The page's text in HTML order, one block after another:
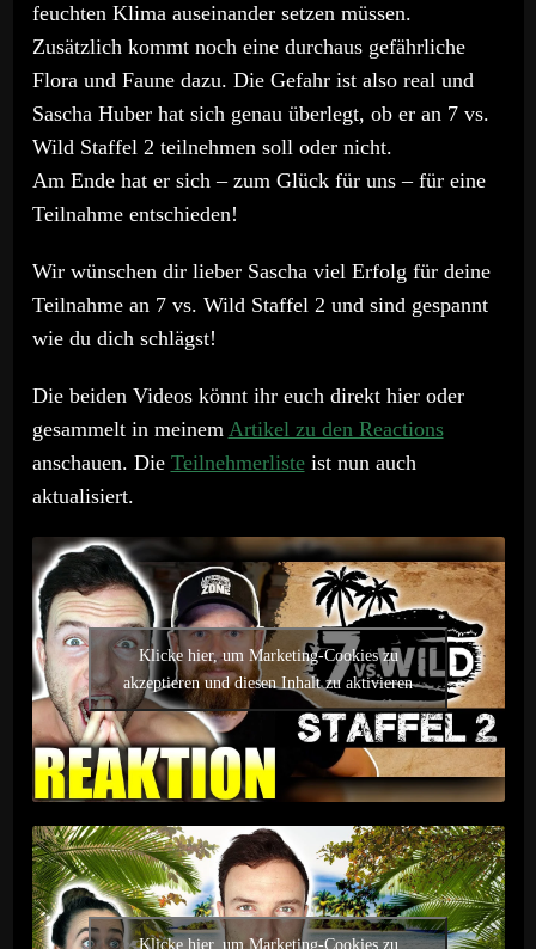
feuchten Klima auseinander setzen müssen.
Zusätzlich kommt noch eine durchaus gefährliche
Flora und Faune dazu. Die Gefahr ist also real und
Sascha Huber hat sich genau überlegt, ob er an 7 vs.
Wild Staffel 2 teilnehmen soll oder nicht.
Am Ende hat er sich – zum Glück für uns – für eine
Teilnahme entschieden!
Wir wünschen dir lieber Sascha viel Erfolg für deine
Teilnahme an 7 vs. Wild Staffel 2 und sind gespannt
wie du dich schlägst!
Die beiden Videos könnt ihr euch direkt hier oder
gesammelt in meinem Artikel zu den Reactions
anschauen. Die Teilnehmerlisteist nun auch
aktualisiert.
Klicke hier, um Marketing-Cookies zu
akzeptieren und diesen Inhalt zu aktivieren
Klicke hier, um Marketing-Cookies zu